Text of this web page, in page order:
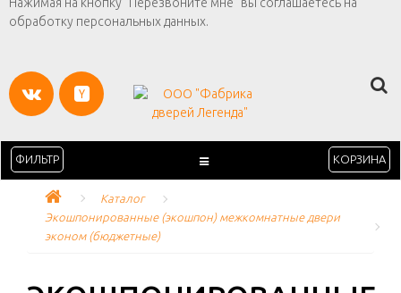
обработку персональных данных.
ФИЛЬТР КОРЗИНА
Каталог
Экошпонированные (экошпон) межкомнатные двери
эконом (бюджетные)